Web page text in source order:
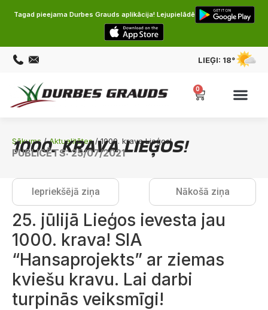
Tagad pieejama Durbes Grauds aplikācija! Lejupielādē
LIEĢI: 18°
0
Sākums /Aktualitātes/ 1000. krava Lieģos!
1000. KRAVA LIEĢOS!
PUBLICĒTS: 25/07/2021
Nākošā ziņa
Iepriekšējā ziņa
25. jūlijā Lieģos ievesta jau
1000. krava! SIA
“Hansaprojekts” ar ziemas
kviešu kravu. Lai darbi
turpinās veiksmīgi!